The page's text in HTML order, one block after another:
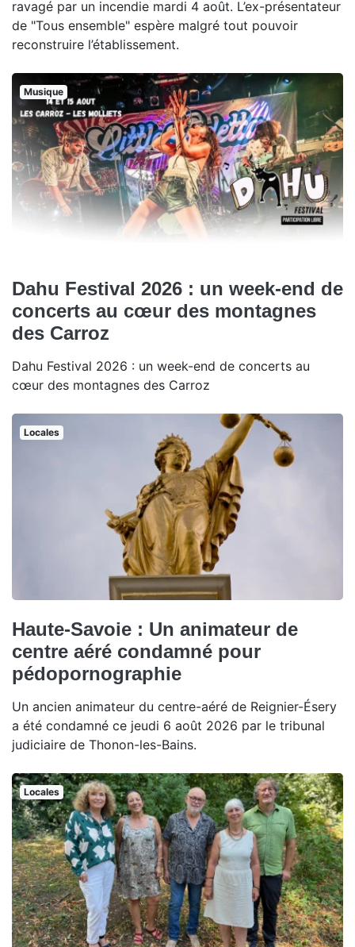
ravagé par un incendie mardi 4 août. L’ex-présentateur
de "Tous ensemble" espère malgré tout pouvoir
reconstruire l’établissement.
Musique
Dahu Festival 2026 : un week-end de
concerts au cœur des montagnes
des Carroz
Dahu Festival 2026 : un week-end de concerts au
cœur des montagnes des Carroz
Locales
Haute-Savoie : Un animateur de
centre aéré condamné pour
pédopornographie
Un ancien animateur du centre-aéré de Reignier-Ésery
a été condamné ce jeudi 6 août 2026 par le tribunal
judiciaire de Thonon-les-Bains.
Locales